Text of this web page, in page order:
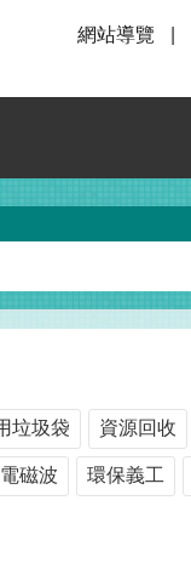
網站導覽
垃圾袋 資源回收
磁波 環保義工